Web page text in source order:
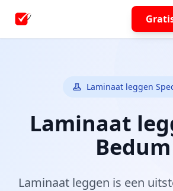
Laminaat leggen
Laminaat
Bedum
Laminaat leggen is een